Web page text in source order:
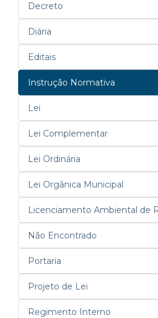
Decreto
Diária
Editais
Instrução Normativa
Lei
Lei Complementar
Lei Ordinária
Lei Orgânica Municipal
Licenciamento Ambiental de
Não Encontrado
Portaria
Projeto de Lei
Regimento Interno